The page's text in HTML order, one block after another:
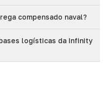
compensado naval?
logísticas da Infinity